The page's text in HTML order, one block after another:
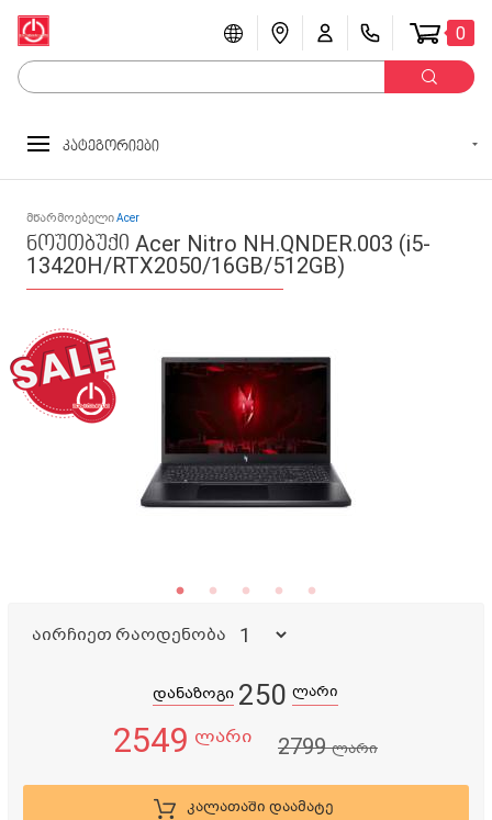
0
კატეგორიები
მწარმოებელიAcer
ნოუთბუქი Acer Nitro NH.QNDER.003 (i5-
13420H/RTX2050/16GB/512GB)
აირჩიეთ რაოდენობა
დანაზოგი 250 ლარი
2549 ლარი 2799ლარი
კალათაში დაამატე